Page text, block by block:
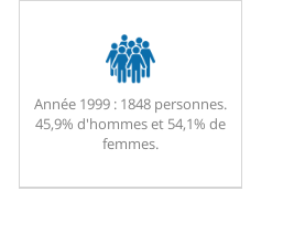
Année 1999 :1848 personnes.
45,9% d'hommes et 54,1% de
femmes.